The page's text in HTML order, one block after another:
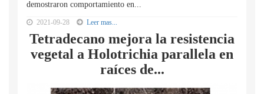
demostraron comportamiento en...
2021-09-28 Leer mas...
Tetradecano mejora la resistencia
vegetal a Holotrichia parallela en
raíces de...